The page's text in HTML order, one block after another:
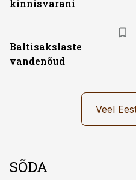
kinnisvarani
Baltisakslaste
vandenõud
Veel
SÕDA